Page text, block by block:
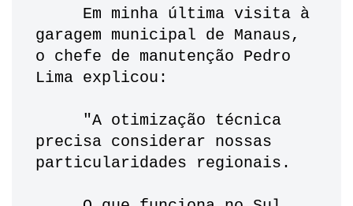
garagem municipal de Manaus,
o chefe de manutenção Pedro
Lima explicou:
precisa considerar nossas
particularidades regionais.